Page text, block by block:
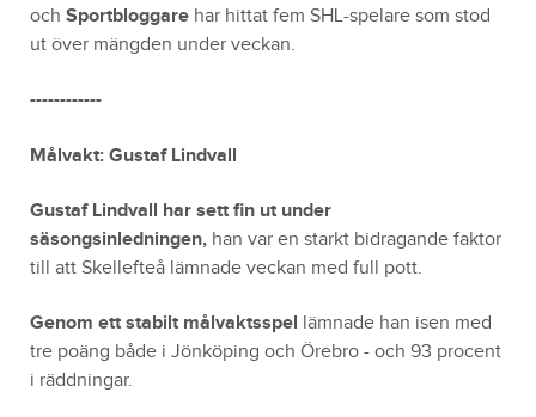
och Sportbloggare har hittat fem SHL-spelare som stod
ut över mängden under veckan.
------------
Målvakt: Gustaf Lindvall
Gustaf Lindvall har sett fin ut under
säsongsinledningen, han var en starkt bidragande faktor
till att Skellefteå lämnade veckan med full pott.
Genom ett stabilt målvaktsspel lämnade han isen med
tre poäng både i Jönköping och Örebro - och 93 procent
i räddningar.